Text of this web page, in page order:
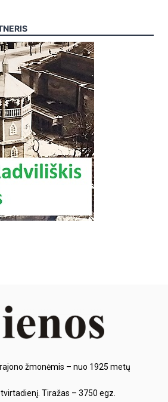
žmonėmis – nuo 1925 metų
Tiražas – 3750 egz.